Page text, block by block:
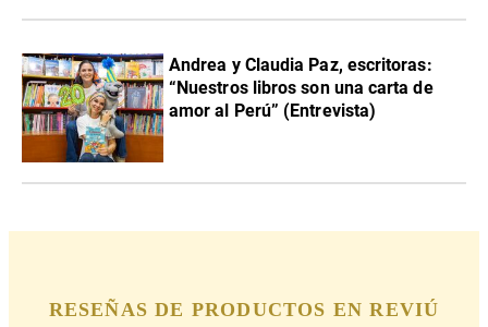
Andrea y Claudia Paz, escritoras:
“Nuestros libros son una carta de
amor al Perú” (Entrevista)